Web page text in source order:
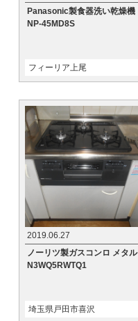
Panasonic製食器洗い乾燥機
NP-45MD8S
フィーリア上尾
2019.06.27
ノーリツ製ガスコンロ メタル
N3WQ5RWTQ1
埼玉県戸田市喜沢